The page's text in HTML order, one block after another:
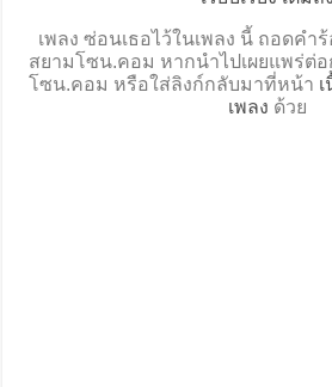
เพลง ซ่อนเธอไว้ในเพลง นี้ ถอดคำ
สยามโซน.คอม หากนำไปเผยแพร่ต่
โซน.คอม หรือใส่ลิงก์กลับมาที่หน้า
เพลง ด้วย